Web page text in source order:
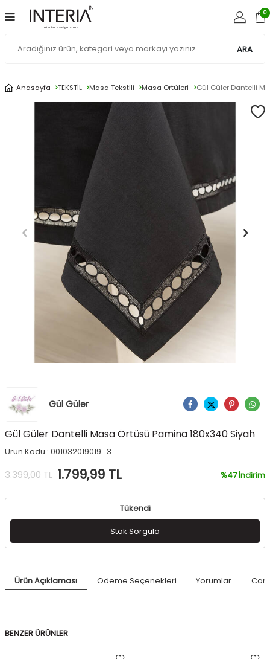
ARA
0
Anasayfa TEKSTİL Masa Tekstili Masa Örtüleri Gül Güler Dantelli
Gül Güler Ürünü Paylaş
Gül Güler Dantelli Masa Örtüsü Pamina 180x340 Siyah
Ürün Kodu : 001032019019_3
3.399,00TL 1.799,99 TL %47İndirim
Tükendi
Stok Sorgula
Ürün Açıklaması Ödeme Seçenekleri Yorumlar
BENZER ÜRÜNLER